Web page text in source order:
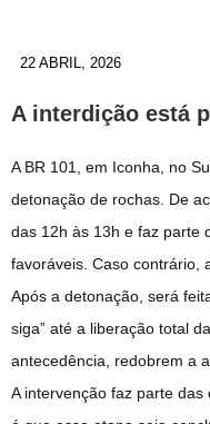
22 ABRIL, 2026
A interdição está
A BR 101, em Iconha, no
detonação de rochas. De
das 12h às 13h e faz parte
favoráveis. Caso contrário,
Após a detonação, será
siga” até a liberação total
antecedência, redobrem a
A intervenção faz parte